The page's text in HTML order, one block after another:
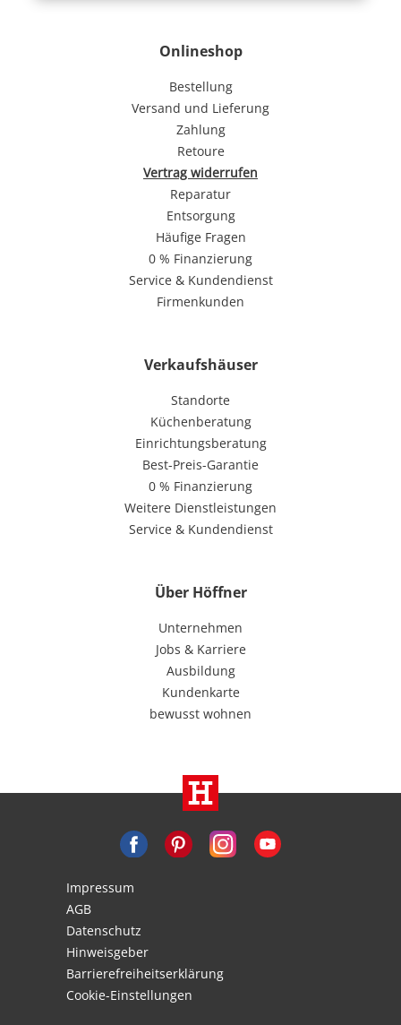
Onlineshop
Bestellung
Versand und Lieferung
Zahlung
Retoure
Vertrag widerrufen
Reparatur
Entsorgung
Häufige Fragen
0 % Finanzierung
Service & Kundendienst
Firmenkunden
Verkaufshäuser
Standorte
Küchenberatung
Einrichtungsberatung
Best-Preis-Garantie
0 % Finanzierung
Weitere Dienstleistungen
Service & Kundendienst
Über Höffner
Unternehmen
Jobs & Karriere
Ausbildung
Kundenkarte
bewusst wohnen
Impressum
AGB
Datenschutz
Hinweisgeber
Barrierefreiheitserklärung
Cookie-Einstellungen